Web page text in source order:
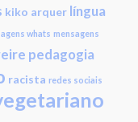
kiko arquer língua
whats mensagens
pedagogia
racista redes sociais